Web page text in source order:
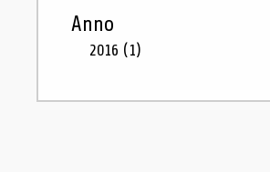
Anno
2016 (1)